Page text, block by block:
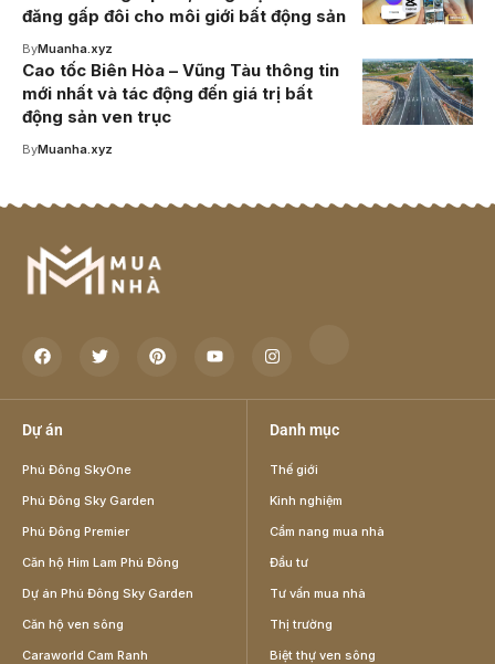
đăng gấp đôi cho môi giới bất động sản
ByMuanha.xyz
Cao tốc Biên Hòa – Vũng Tàu thông tin
mới nhất và tác động đến giá trị bất
động sản ven trục
ByMuanha.xyz
Dự án
Phú Đông SkyOne
Phú Đông Sky Garden
Phú Đông Premier
Căn hộ Him Lam Phú Đông
Dự án Phú Đông Sky Garden
Căn hộ ven sông
Caraworld Cam Ranh
Danh mục
Thế giới
Kinh nghiệm
Cẩm nang mua nhà
Đầu tư
Tư vấn mua nhà
Thị trường
Biệt thự ven sông